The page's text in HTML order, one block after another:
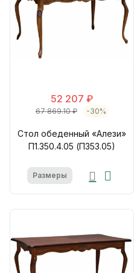
52 207 ₽
67 869.10 ₽ -30%
Стол обеденный «Алези»
П1.350.4.05 (П353.05)
Размеры